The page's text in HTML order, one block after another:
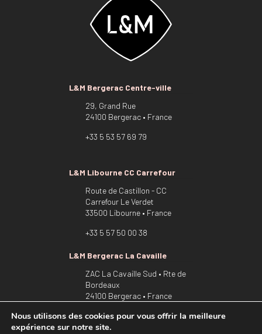
L&M Bergerac Centre-ville
29, Grand Rue
24100 Bergerac • France
+33 5 53 57 69 79
L&M Libourne CC Carrefour
Route de Castillon - CC
Carrefour Le Verdet
33500 Libourne • France
+33 5 57 50 00 38
L&M Bergerac La Cavaille
ZAC La Cavaille Sud • Rte de
Bordeaux
24100 Bergerac • France
+33 5 53 22 54 94
Nous utilisons des cookies pour vous offrir la meilleure
expérience sur notre site.